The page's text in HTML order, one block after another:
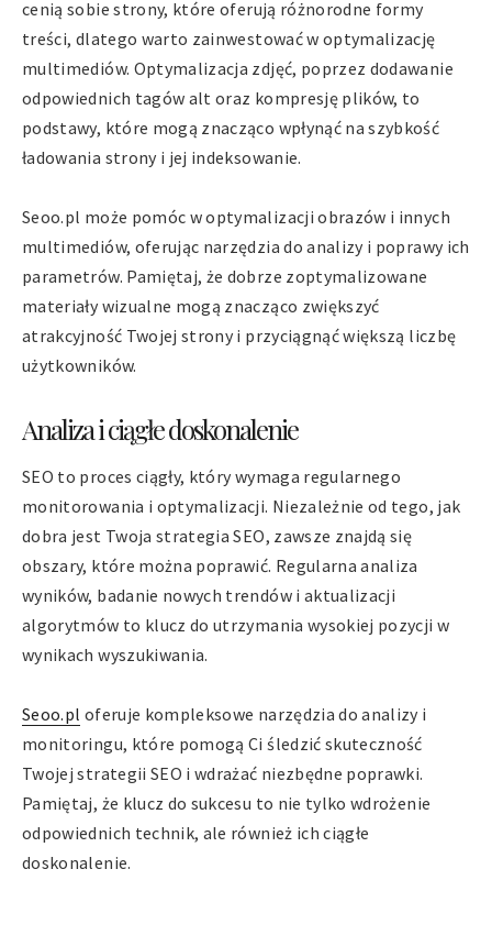
cenią sobie strony, które oferują różnorodne formy
treści, dlatego warto zainwestować w optymalizację
multimediów. Optymalizacja zdjęć, poprzez dodawanie
odpowiednich tagów alt oraz kompresję plików, to
podstawy, które mogą znacząco wpłynąć na szybkość
ładowania strony i jej indeksowanie.
Seoo.pl może pomóc w optymalizacji obrazów i innych
multimediów, oferując narzędzia do analizy i poprawy ich
parametrów. Pamiętaj, że dobrze zoptymalizowane
materiały wizualne mogą znacząco zwiększyć
atrakcyjność Twojej strony i przyciągnąć większą liczbę
użytkowników.
Analiza i ciągłe doskonalenie
SEO to proces ciągły, który wymaga regularnego
monitorowania i optymalizacji. Niezależnie od tego, jak
dobra jest Twoja strategia SEO, zawsze znajdą się
obszary, które można poprawić. Regularna analiza
wyników, badanie nowych trendów i aktualizacji
algorytmów to klucz do utrzymania wysokiej pozycji w
wynikach wyszukiwania.
Seoo.pl oferuje kompleksowe narzędzia do analizy i
monitoringu, które pomogą Ci śledzić skuteczność
Twojej strategii SEO i wdrażać niezbędne poprawki.
Pamiętaj, że klucz do sukcesu to nie tylko wdrożenie
odpowiednich technik, ale również ich ciągłe
doskonalenie.